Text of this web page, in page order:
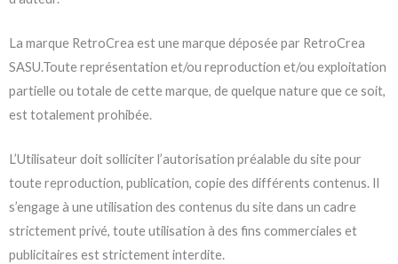
La marque RetroCrea est une marque déposée par RetroCrea
SASU.Toute représentation et/ou reproduction et/ou exploitation
partielle ou totale de cette marque, de quelque nature que ce soit,
est totalement prohibée.
L’Utilisateur doit solliciter l’autorisation préalable du site pour
toute reproduction, publication, copie des différents contenus. Il
s’engage à une utilisation des contenus du site dans un cadre
strictement privé, toute utilisation à des fins commerciales et
publicitaires est strictement interdite.